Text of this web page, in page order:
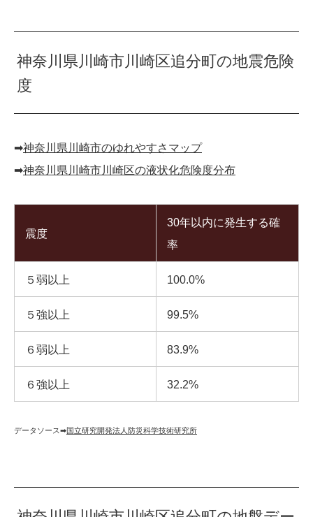
神奈川県川崎市川崎区追分町の地震危険
度
➡︎神奈川県川崎市のゆれやすさマップ
➡︎神奈川県川崎市川崎区の液状化危険度分布
震度
30年以内に発生する確
率
５弱以上 100.0%
５強以上 99.5%
６弱以上 83.9%
６強以上 32.2%
データソース➡︎国立研究開発法人防災科学技術研究所